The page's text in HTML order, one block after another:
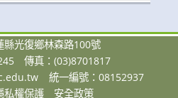
縣光復鄉林森路100號
傳真：(03)8701817
統一編號：08152937
私權保護 安全政策